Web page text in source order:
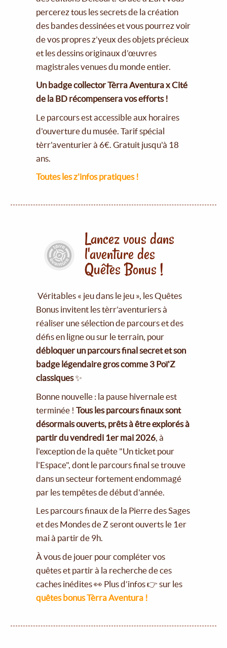
percerez tous les secrets de la création
des bandes dessinées et vous pourrez voir
de vos propres z’yeux des objets précieux
et les dessins originaux d’œuvres
magistrales venues du monde entier.
Un badge collector Tèrra Aventura x Cité
de la BD récompensera vos efforts !
Le parcours est accessible aux horaires
d'ouverture du musée. Tarif spécial
tèrr'aventurier à 6€. Gratuit jusqu'à 18
ans.
Toutes les z'infos pratiques !
Lancez vous dans
l'aventure des
Quêtes Bonus !
Véritables « jeu dans le jeu », les Quêtes
Bonus invitent les tèrr’aventuriers à
réaliser une sélection de parcours et des
défis en ligne ou sur le terrain, pour
débloquer un parcours final secret et son
badge légendaire gros comme 3 Poï'Z
classiques✨
Bonne nouvelle : la pause hivernale est
terminée !Tous les parcours finaux sont
désormais ouverts, prêts à être explorés à
partir du vendredi 1er mai 2026 , à
l'exception de la quête "Un ticket pour
l'Espace", dont le parcours final se trouve
dans un secteur fortement endommagé
par les tempêtes de début d'année.
Les parcours finaux de la Pierre des Sages
et des Mondes de Z seront ouverts le 1er
mai à partir de 9h.
À vous de jouer pour compléter vos
quêtes et partir à la recherche de ces
caches inédites 👀 Plus d’infos 👉 sur les
quêtes bonus Tèrra Aventura !